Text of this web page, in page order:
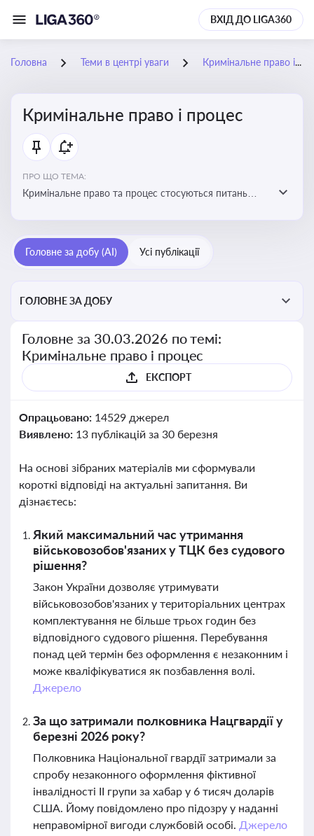
ВХІД ДО LIGA360
Головна Теми в центрі уваги Кримінальне право і процес
Кримінальне право і процес
ПРО ЩО ТЕМА:
Кримінальне право та процес стосуються питань
Головне за добу (AI) Усі публікації
ГОЛОВНЕ ЗА ДОБУ
Головне за 30.03.2026 по темі:
Кримінальне право і процес
ЕКСПОРТ
Опрацьовано: 14529 джерел
Виявлено: 13 публікацій за 30 березня
На основі зібраних матеріалів ми сформували
короткі відповіді на актуальні запитання. Ви
дізнаєтесь:
Який максимальний час утримання
військовозобов'язаних у ТЦК без судового
рішення?
Закон України дозволяє утримувати
військовозобов'язаних у територіальних центрах
комплектування не більше трьох годин без
відповідного судового рішення. Перебування
понад цей термін без оформлення є незаконним і
може кваліфікуватися як позбавлення волі.
Джерело
За що затримали полковника Нацгвардії у
березні 2026 року?
Полковника Національної гвардії затримали за
спробу незаконного оформлення фіктивної
інвалідності II групи за хабар у 6 тисяч доларів
США. Йому повідомлено про підозру у наданні
неправомірної вигоди службовій особі. Джерело